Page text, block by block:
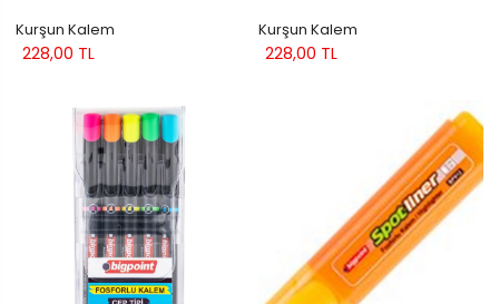
Kurşun Kalem
228,00 TL
Kurşun Kalem
228,00 TL